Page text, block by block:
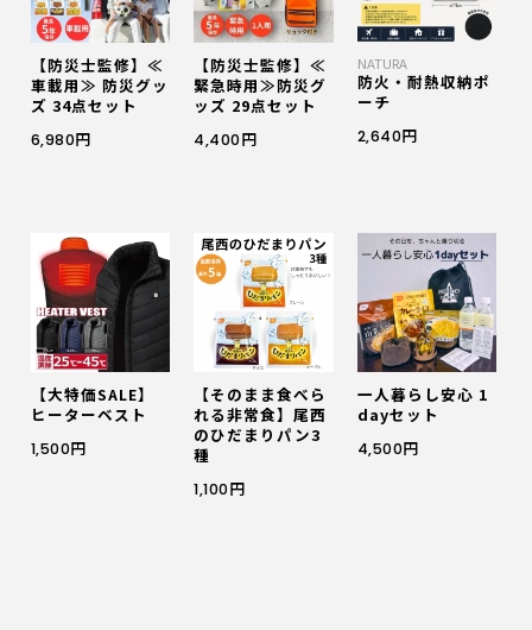
【防災士監修】≪
車載用≫ 防災グッ
ズ 34点セット
6,980円
【防災士監修】≪
緊急時用≫防災グ
ッズ 29点セット
4,400円
NATURA
防火・耐熱収納ポ
ーチ
2,640円
【大特価SALE】
ヒーターベスト
1,500円
【そのまま食べら
れる非常食】尾西
のひだまりパン3
種
1,100円
一人暮らし安心 1
dayセット
4,500円